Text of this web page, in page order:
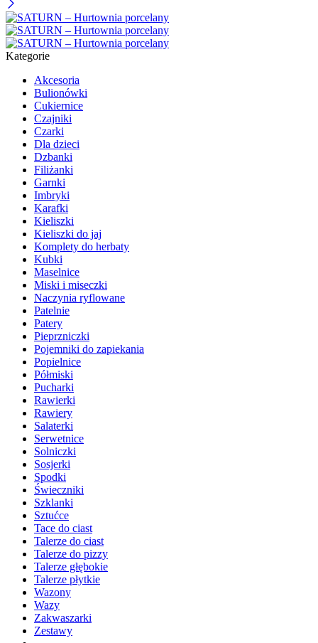
Kategorie
Akcesoria
Bulionówki
Cukiernice
Czajniki
Czarki
Dla dzieci
Dzbanki
Filiżanki
Garnki
Imbryki
Karafki
Kieliszki
Kieliszki do jaj
Komplety do herbaty
Kubki
Maselnice
Miski i miseczki
Naczynia ryflowane
Patelnie
Patery
Pieprzniczki
Pojemniki do zapiekania
Popielnice
Półmiski
Pucharki
Rawierki
Rawiery
Salaterki
Serwetnice
Solniczki
Sosjerki
Spodki
Świeczniki
Szklanki
Sztućce
Tace do ciast
Talerze do ciast
Talerze do pizzy
Talerze głębokie
Talerze płytkie
Wazony
Wazy
Zakwaszarki
Zestawy